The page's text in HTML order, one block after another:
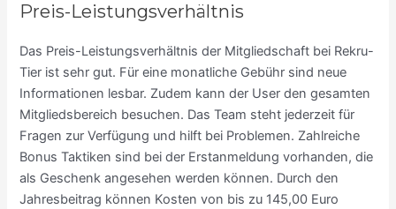
Preis-Leistungsverhältnis
Das Preis-Leistungsverhältnis der Mitgliedschaft bei Rekru-
Tier ist sehr gut. Für eine monatliche Gebühr sind neue
Informationen lesbar. Zudem kann der User den gesamten
Mitgliedsbereich besuchen. Das Team steht jederzeit für
Fragen zur Verfügung und hilft bei Problemen. Zahlreiche
Bonus Taktiken sind bei der Erstanmeldung vorhanden, die
als Geschenk angesehen werden können. Durch den
Jahresbeitrag können Kosten von bis zu 145,00 Euro